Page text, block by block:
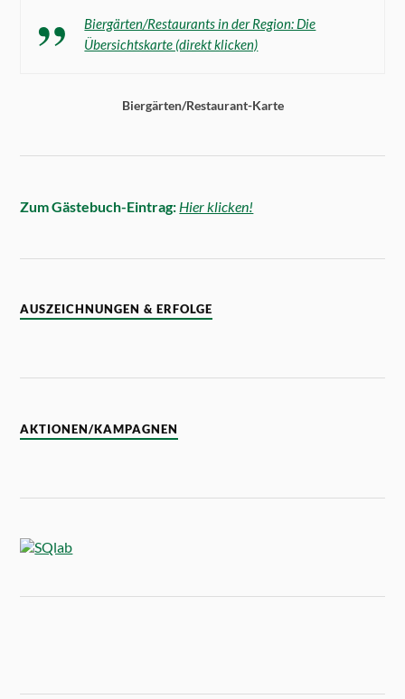
Biergärten/Restaurants in der Region: Die
Übersichtskarte (direkt klicken)
Biergärten/Restaurant-Karte
Zum Gästebuch-Eintrag: Hier klicken!
AUSZEICHNUNGEN & ERFOLGE
AKTIONEN/KAMPAGNEN